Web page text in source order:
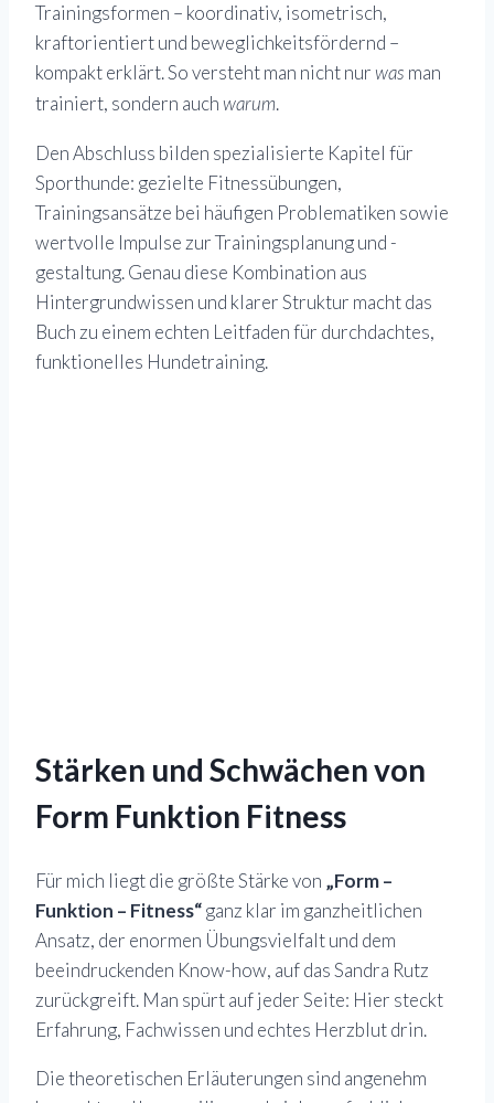
Trainingsformen – koordinativ, isometrisch,
kraftorientiert und beweglichkeitsfördernd –
kompakt erklärt. So versteht man nicht nur was man
trainiert, sondern auch warum.
Den Abschluss bilden spezialisierte Kapitel für
Sporthunde: gezielte Fitnessübungen,
Trainingsansätze bei häufigen Problematiken sowie
wertvolle Impulse zur Trainingsplanung und -
gestaltung. Genau diese Kombination aus
Hintergrundwissen und klarer Struktur macht das
Buch zu einem echten Leitfaden für durchdachtes,
funktionelles Hundetraining.
Stärken und Schwächen von
Form Funktion Fitness
Für mich liegt die größte Stärke von „Form –
Funktion – Fitness“ganz klar im ganzheitlichen
Ansatz, der enormen Übungsvielfalt und dem
beeindruckenden Know-how, auf das Sandra Rutz
zurückgreift. Man spürt auf jeder Seite: Hier steckt
Erfahrung, Fachwissen und echtes Herzblut drin.
Die theoretischen Erläuterungen sind angenehm